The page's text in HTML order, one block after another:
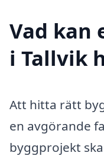
Vad kan
i Tallvik
Att hitta rätt
en avgörande
byggprojekt